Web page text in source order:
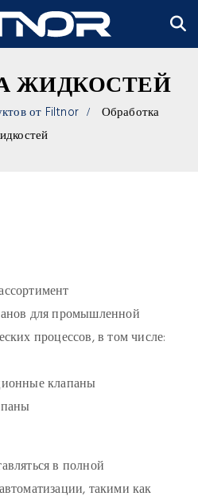
ЖИДКОСТЕЙ
от Filtnor
Обработка
для промышленной
процессов, в том числе:
клапаны
в полной
такими как